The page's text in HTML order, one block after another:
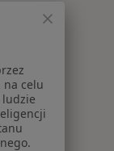
na celu